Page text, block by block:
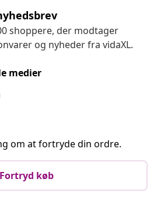
shoppere, der modtager
og nyheder fra vidaXL.
medier
om at fortryde din ordre.
Fortryd køb